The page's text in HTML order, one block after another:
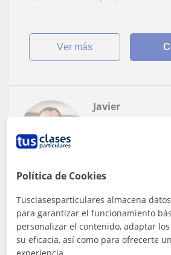
ver más
Javier
Collado Villalba, Alpedrete, ...
Historia
Profesor de Historia, Arte,
Cultura Clásica para ESO y
Política de Cookies
Tusclasesparticulares almacena
para garantizar el funcionamiento
personalizar el contenido, adaptar
su eficacia, así como para ofrecerte
experiencia.